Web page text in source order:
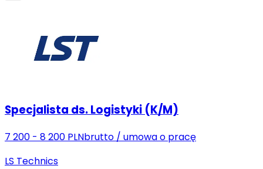
Specjalista ds. Logistyki (K/M)
7 200 - 8 200 PLNbrutto / umowa o pracę
LS Technics